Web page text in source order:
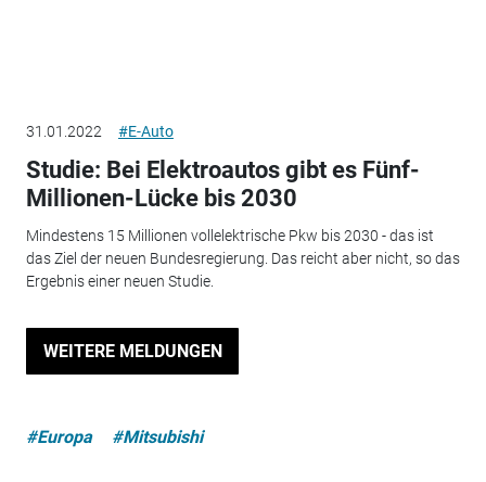
31.01.2022 #E-Auto
Studie: Bei Elektroautos gibt es Fünf-
Millionen-Lücke bis 2030
Mindestens 15 Millionen vollelektrische Pkw bis 2030 - das ist
das Ziel der neuen Bundesregierung. Das reicht aber nicht, so das
Ergebnis einer neuen Studie.
WEITERE MELDUNGEN
#Europa #Mitsubishi